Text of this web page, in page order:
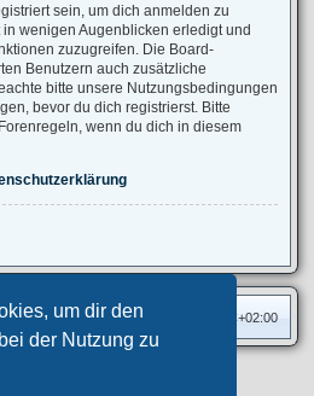
um dir den
der Nutzung zu
sein, um dich anmelden zu
wenigen Augenblicken erledigt und
zuzugreifen. Die Board-
Benutzern auch zusätzliche
bitte unsere Nutzungsbedingungen
bevor du dich registrierst. Bitte
wenn du dich in diesem
Alle Zeiten sind UTC+02:00
©